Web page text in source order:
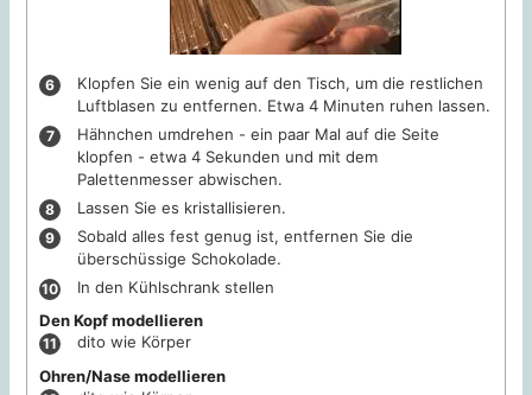
Klopfen Sie ein wenig auf den Tisch, um die restlichen
Luftblasen zu entfernen. Etwa 4 Minuten ruhen lassen.
Hähnchen umdrehen - ein paar Mal auf die Seite
klopfen - etwa 4 Sekunden und mit dem
Palettenmesser abwischen.
Lassen Sie es kristallisieren.
Sobald alles fest genug ist, entfernen Sie die
überschüssige Schokolade.
In den Kühlschrank stellen
Den Kopf modellieren
dito wie Körper
Ohren/Nase modellieren